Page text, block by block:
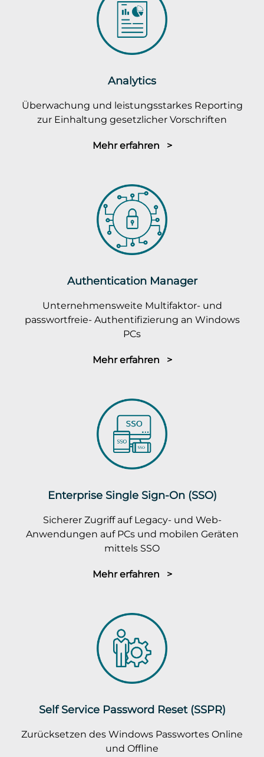
Analytics
Überwachung und leistungsstarkes Reporting
zur Einhaltung gesetzlicher Vorschriften
Mehr erfahren >
Authentication Manager
Unternehmensweite Multifaktor- und
passwortfreie- Authentifizierung an Windows
PCs
Mehr erfahren >
Enterprise Single Sign-On (SSO)
Sicherer Zugriff auf Legacy- und Web-
Anwendungen auf PCs und mobilen Geräten
mittels SSO
Mehr erfahren >
Self Service Password Reset (SSPR)
Zurücksetzen des Windows Passwortes Online
und Offline